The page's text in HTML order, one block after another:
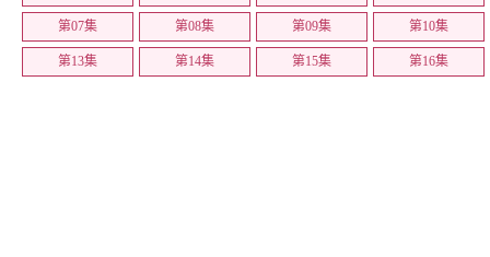
第07集 第08集 第09集 第10集
第13集 第14集 第15集 第16集